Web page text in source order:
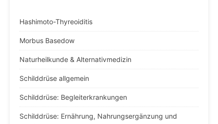
Hashimoto-Thyreoiditis
Morbus Basedow
Naturheilkunde & Alternativmedizin
Schilddrüse allgemein
Schilddrüse: Begleiterkrankungen
Schilddrüse: Ernährung, Nahrungsergänzung und